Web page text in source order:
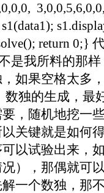
return 0;}
是我所料的那
如果空格太多
独的生成，最
，随机地挖一
关键就是如何
以试验出来，
），那偶就可
一个数独，那